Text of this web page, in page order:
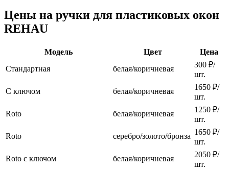
Цены на ручки для пластиковых окон
REHAU
Модель Цвет
Цена
Стандартная
белая/коричневая
300 ₽/
шт.
С ключом
белая/коричневая
1650 ₽/
шт.
Roto
белая/коричневая
1250 ₽/
шт.
Roto
серебро/золото/бронза 1650 ₽/
шт.
Roto с ключом
белая/коричневая
2050 ₽/
шт.